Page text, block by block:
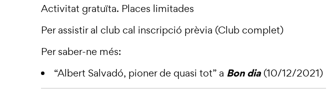
Activitat gratuïta. Places limitades
Per assistir al club cal inscripció prèvia (Club complet)
Per saber-ne més:
“Albert Salvadó, pioner de quasi tot” a Bon dia(10/12/2021)